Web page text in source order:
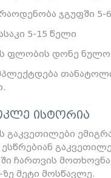
ჯგუფში 5-
5-15 წელი
ფლობის დონე
ისტორია
გაკვეთილები
ჩართვის
მეტი მოსწავლე.